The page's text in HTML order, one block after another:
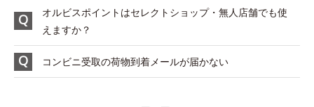
オルビスポイントはセレクトショップ・無人店舗でも使
えますか？
コンビニ受取の荷物到着メールが届かない